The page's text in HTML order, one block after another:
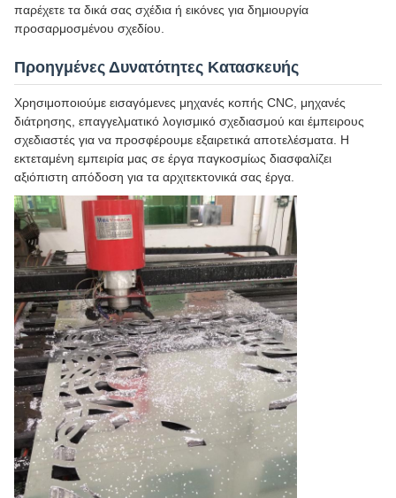
παρέχετε τα δικά σας σχέδια ή εικόνες για δημιουργία
προσαρμοσμένου σχεδίου.
Προηγμένες Δυνατότητες Κατασκευής
Χρησιμοποιούμε εισαγόμενες μηχανές κοπής CNC, μηχανές
διάτρησης, επαγγελματικό λογισμικό σχεδιασμού και έμπειρους
σχεδιαστές για να προσφέρουμε εξαιρετικά αποτελέσματα. Η
εκτεταμένη εμπειρία μας σε έργα παγκοσμίως διασφαλίζει
αξιόπιστη απόδοση για τα αρχιτεκτονικά σας έργα.